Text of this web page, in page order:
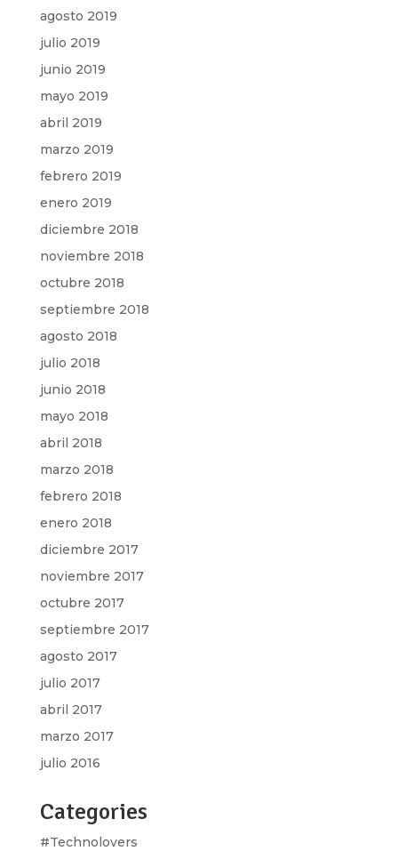
agosto 2019
julio 2019
junio 2019
mayo 2019
abril 2019
marzo 2019
febrero 2019
enero 2019
diciembre 2018
noviembre 2018
octubre 2018
septiembre 2018
agosto 2018
julio 2018
junio 2018
mayo 2018
abril 2018
marzo 2018
febrero 2018
enero 2018
diciembre 2017
noviembre 2017
octubre 2017
septiembre 2017
agosto 2017
julio 2017
abril 2017
marzo 2017
julio 2016
Categories
#Technolovers